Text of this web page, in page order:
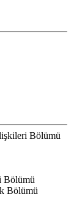
Bölümü
Bölümü
Bölümü